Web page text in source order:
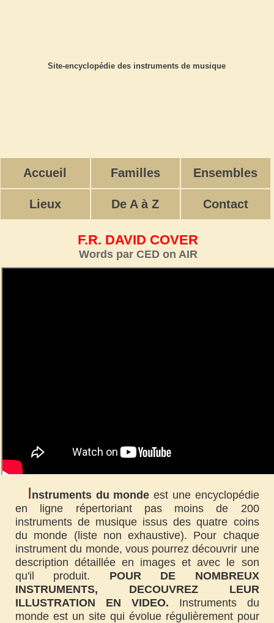
Site-encyclopédie des instruments de musique
Accueil Familles Ensembles
Lieux De A à Z Contact
F.R. DAVID COVER
Words par CED on AIR
Instruments du monde est une encyclopédie
en ligne répertoriant pas moins de 200
instruments de musique issus des quatre coins
du monde (liste non exhaustive). Pour chaque
instrument du monde, vous pourrez découvrir une
description détaillée en images et avec le son
qu'il produit. POUR DE NOMBREUX
INSTRUMENTS, DECOUVREZ LEUR
ILLUSTRATION EN VIDEO. Instruments du
monde est un site qui évolue régulièrement pour